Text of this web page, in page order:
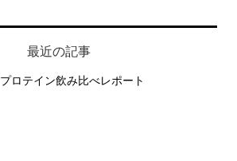
最近の記事
プロテイン飲み比べレポート